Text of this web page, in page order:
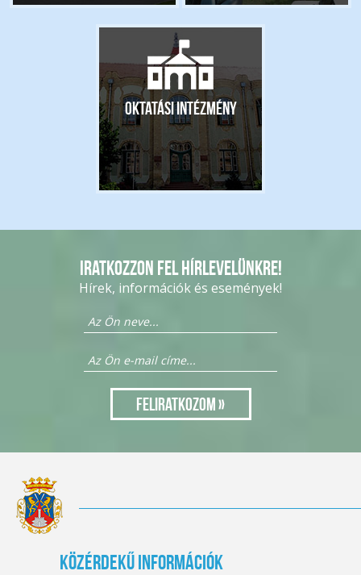
Oktatási intézmény
Iratkozzon fel hírlevelünkre!
Hírek, információk és események!
Közérdekű információk